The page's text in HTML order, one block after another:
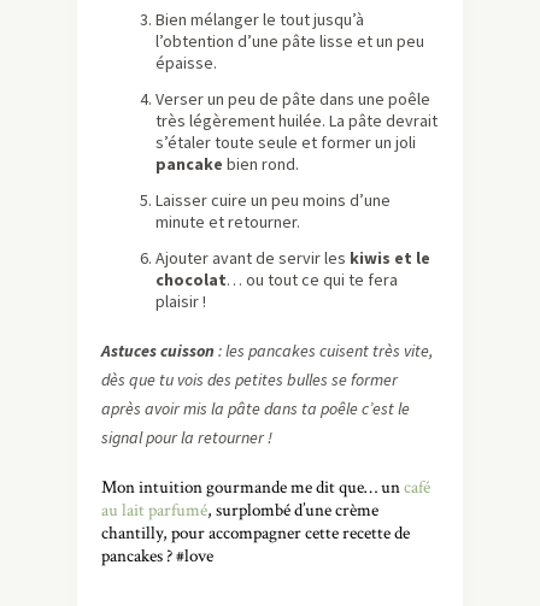
Bien mélanger le tout jusqu’à
l’obtention d’une pâte lisse et un peu
épaisse.
Verser un peu de pâte dans une poêle
très légèrement huilée. La pâte devrait
s’étaler toute seule et former un joli
pancake bien rond.
Laisser cuire un peu moins d’une
minute et retourner.
Ajouter avant de servir les kiwis et le
chocolat… ou tout ce qui te fera
plaisir !
Astuces cuisson : les pancakes cuisent très vite,
dès que tu vois des petites bulles se former
après avoir mis la pâte dans ta poêle c’est le
signal pour la retourner !
Mon intuition gourmande me dit que… uncafé
au lait parfumé, surplombé d’une crème
chantilly, pour accompagner cette recette de
pancakes ? #love